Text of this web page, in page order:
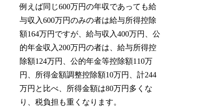
例えば同じ600万円の年収であっても給
与収入600万円のみの者は給与所得控除
額164万円ですが、給与収入400万円、公
的年金収入200万円の者は、給与所得控
除額124万円、公的年金等控除額110万
円、所得金額調整控除額10万円、計244
万円と比べ、所得金額は80万円多くな
り、税負担も重くなります。